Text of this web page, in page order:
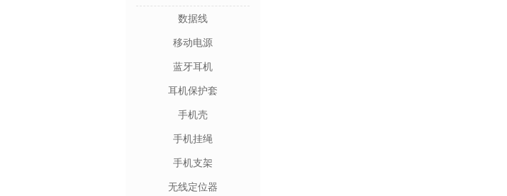
数据线
移动电源
蓝牙耳机
耳机保护套
手机壳
手机挂绳
手机支架
无线定位器